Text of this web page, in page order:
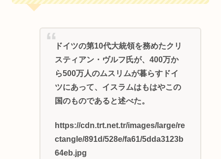
ドイツの第10代大統領を務めたクリ
スティアン・ヴルフ氏が、400万か
ら500万人のムスリムが暮らすドイ
ツにあって、イスラムはもはやこの
国のものであると述べた。
https://cdn.trt.net.tr/images/large/re
ctangle/891d/528e/fa61/5dda3123b
64eb.jpg